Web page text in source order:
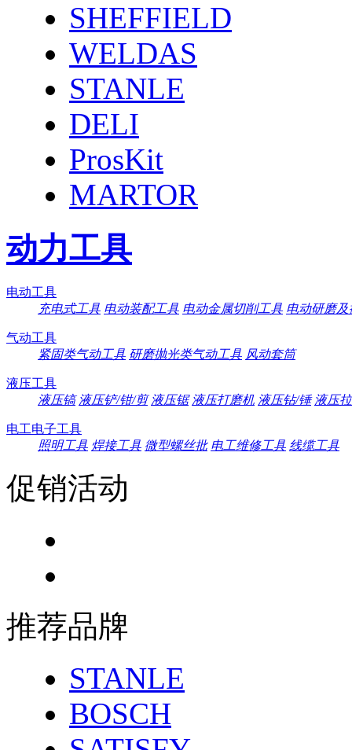
SHEFFIELD
WELDAS
STANLE
DELI
ProsKit
MARTOR
动力工具
电动工具
充电式工具 电动装配工具 电动金属切削工具 电动研磨
气动工具
紧固类气动工具 研磨抛光类气动工具 风动套筒
液压工具
液压镐 液压铲/钳/剪 液压锯 液压打磨机 液压钻/锤 液压
电工电子工具
照明工具 焊接工具 微型螺丝批 电工维修工具 线缆工具
促销活动
推荐品牌
STANLE
BOSCH